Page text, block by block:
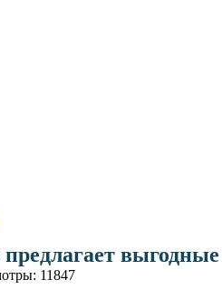
11847